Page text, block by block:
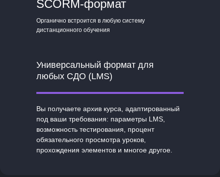
SCORM-формат
Органично встроится в любую систему
дистанционного обучения
Универсальный формат для
любых СДО (LMS)
Вы получаете архив курса, адаптированный
под ваши требования: параметры LMS,
возможность тестирования, процент
обязательного просмотра уроков,
прохождения элементов и многое другое.